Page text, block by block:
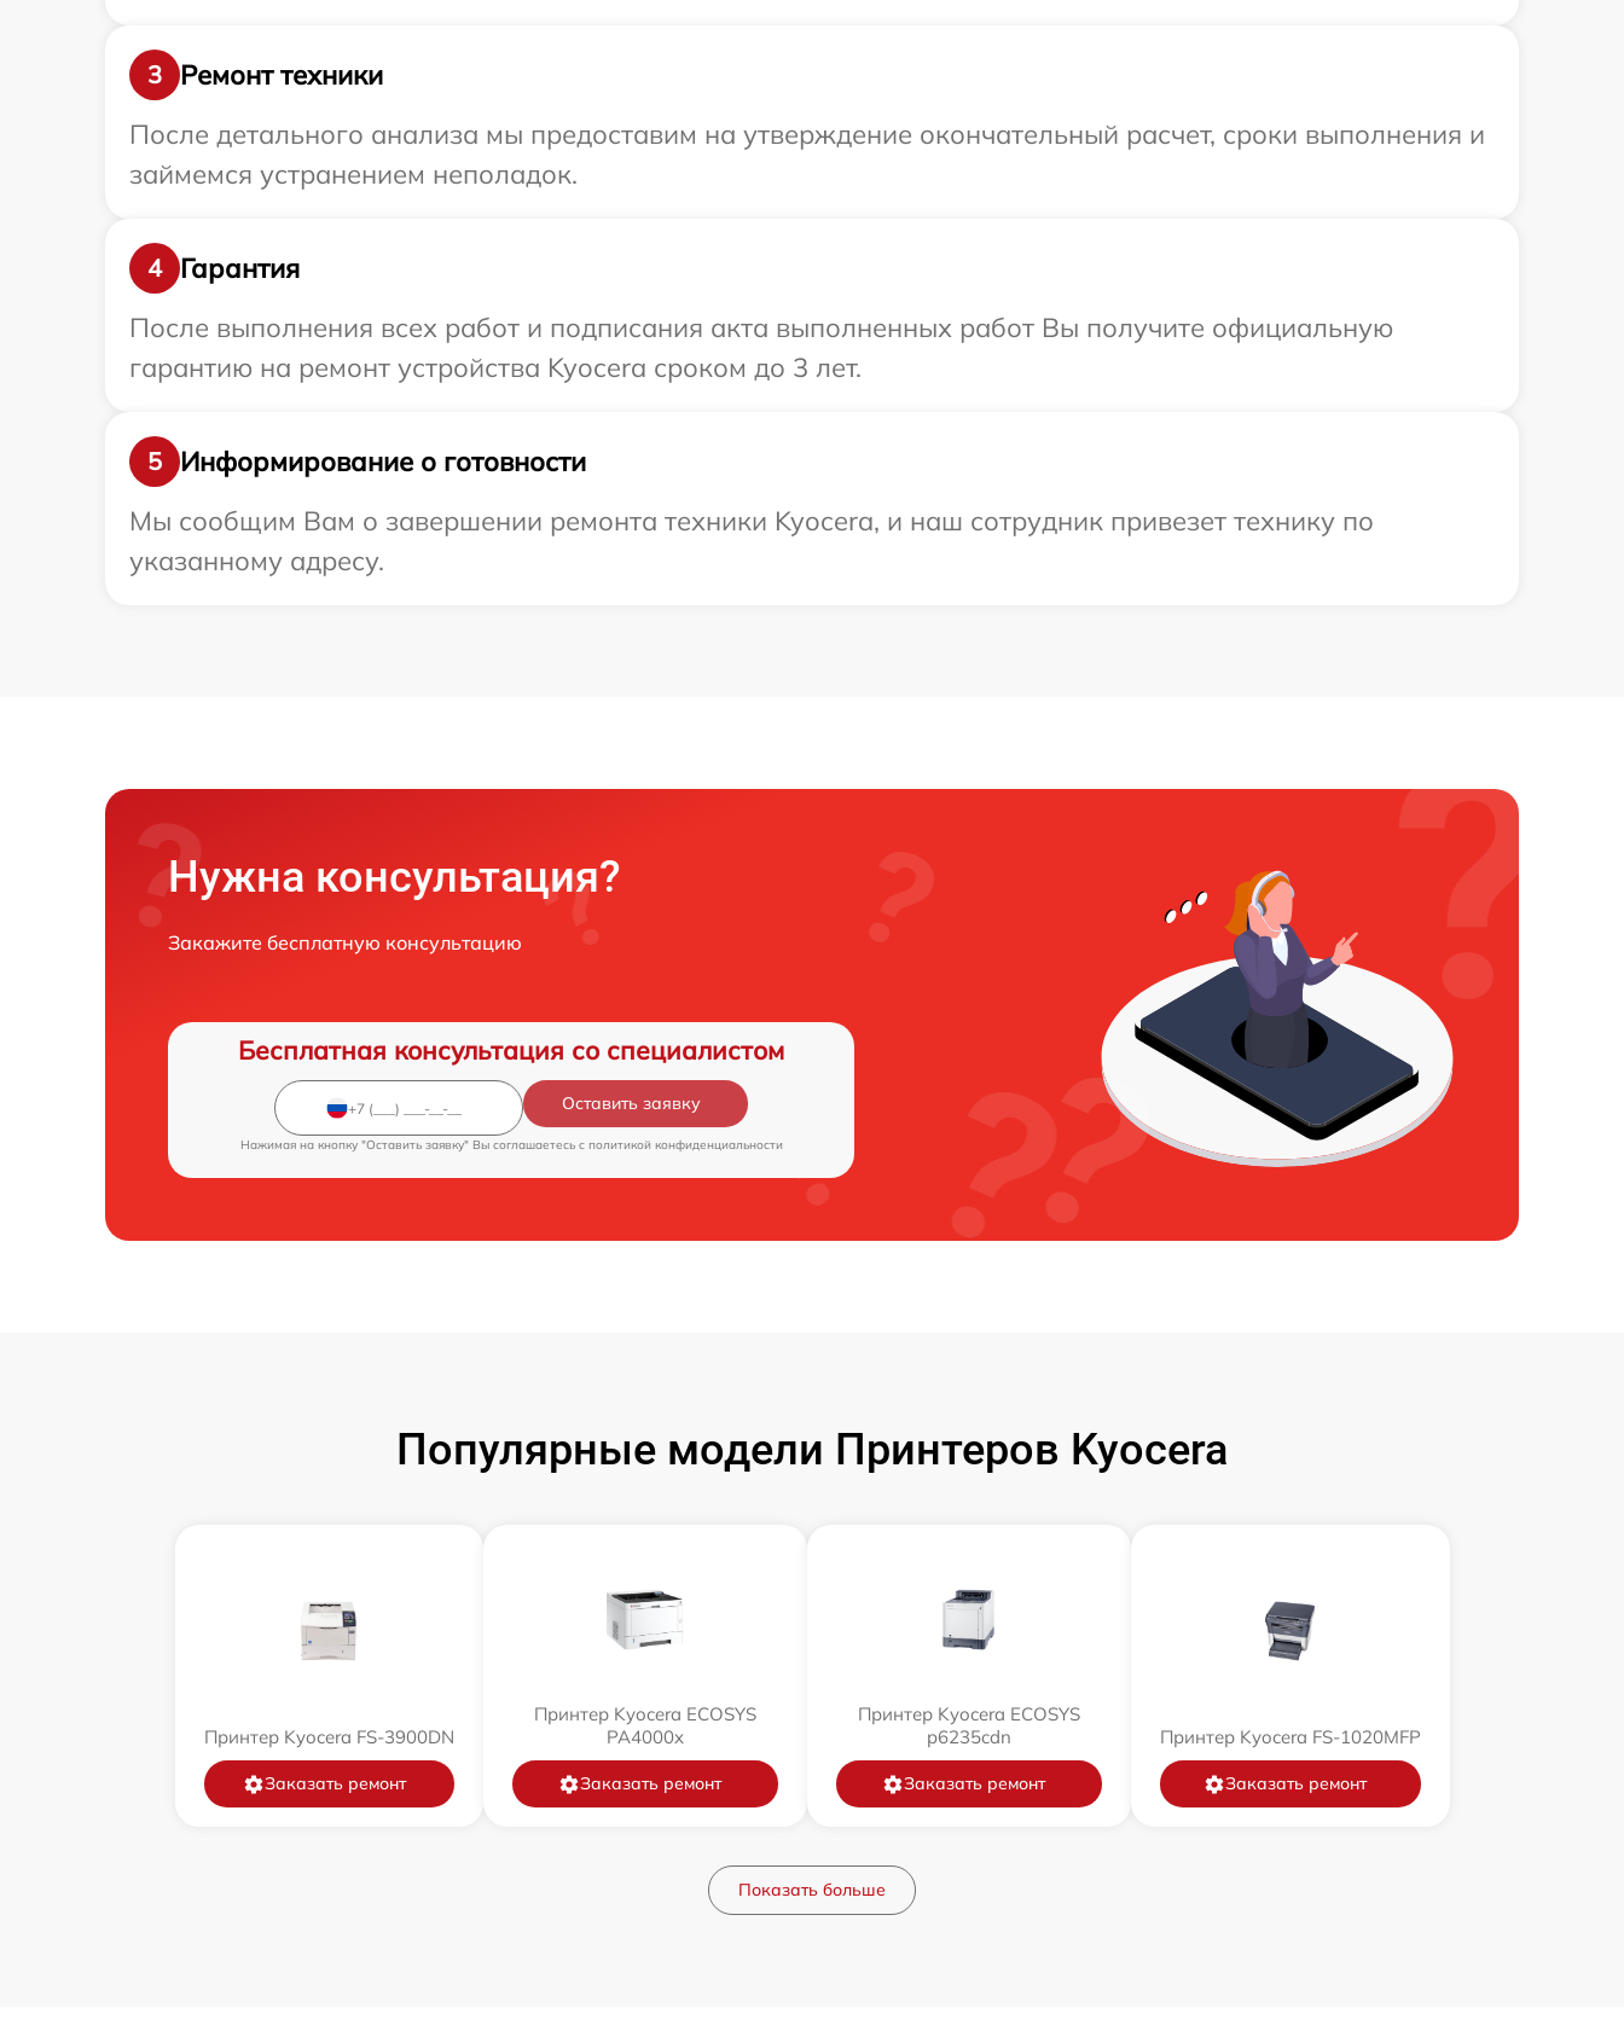
3
Ремонт техники
После детального анализа мы предоставим на утверждение окончательный расчет, сроки выполнения и
займемся устранением неполадок.
4
Гарантия
После выполнения всех работ и подписания акта выполненных работ Вы получите официальную
гарантию на ремонт устройства Kyocera сроком до 3 лет.
5
Информирование о готовности
Мы сообщим Вам о завершении ремонта техники Kyocera, и наш сотрудник привезет технику по
указанному адресу.
Нужна консультация?
Закажите бесплатную консультацию
Бесплатная консультация со специалистом
Оставить заявку
Нажимая на кнопку "Оставить заявку" Вы соглашаетесь c политикой конфиденциальности
Популярные модели Принтеров Kyocera
Принтер Kyocera FS-3900DN
Заказать ремонт
Принтер Kyocera ECOSYS
PA4000x
Заказать ремонт
Принтер Kyocera ECOSYS
p6235cdn
Заказать ремонт
Принтер Kyocera FS-1020MFP
Заказать ремонт
Показать больше